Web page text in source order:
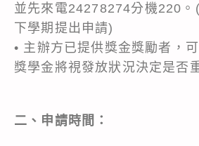
並先來電24278274分機220。
下學期提出申請)
• 主辦方已提供獎金獎勵者，
獎學金將視發放狀況決定是否
二、申請時間：